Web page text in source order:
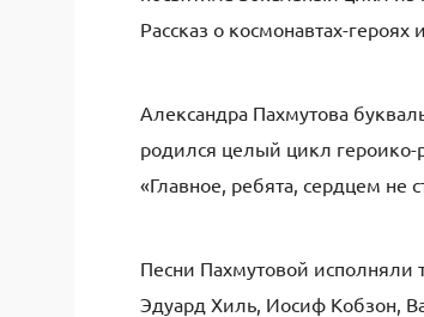
Рассказ о космонавтах-героях
Александра Пахмутова
родился целый цикл героико-
«Главное, ребята, сердцем не
Песни Пахмутовой
Эдуард Хиль, Иосиф Кобзон,